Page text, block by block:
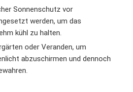
Sonnenschutz vor
werden, um das
kühl zu halten.
oder Veranden, um
abzuschirmen und dennoch